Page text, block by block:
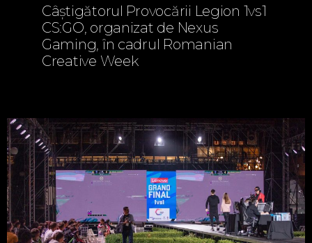
Câștigătorul Provocării Legion 1vs1
CS:GO, organizat de Nexus
Gaming, în cadrul Romanian
Creative Week